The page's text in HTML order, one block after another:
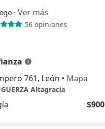
· Ver más
56 opiniones
761, León • Mapa
Altagracia
$900